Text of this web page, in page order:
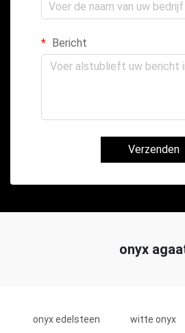
Bericht
Verzenden
onyx
onyx edelsteen witte onyx